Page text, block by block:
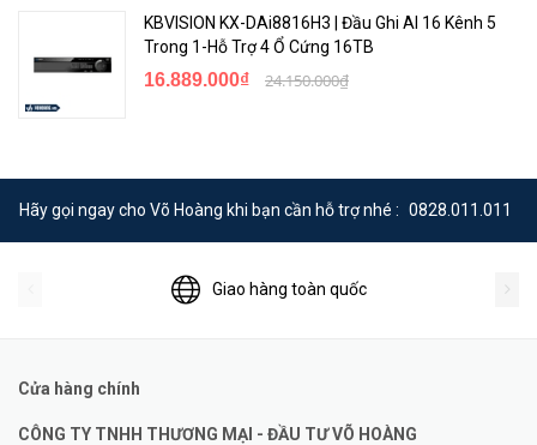
KBVISION KX-DAi8816H3 | Đầu Ghi AI 16 Kênh 5
Trong 1-Hỗ Trợ 4 Ổ Cứng 16TB
16.889.000₫ 24.150.000₫
Hãy gọi ngay cho Võ Hoàng khi bạn cần hỗ trợ nhé : 0828.011.011
Giao hàng toàn quốc
Cửa hàng chính
CÔNG TY TNHH THƯƠNG MẠI - ĐẦU TƯ VÕ HOÀNG